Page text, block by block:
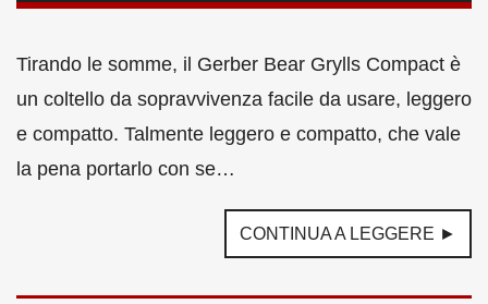
Tirando le somme, il Gerber Bear Grylls Compact è
un coltello da sopravvivenza facile da usare, leggero
e compatto. Talmente leggero e compatto, che vale
la pena portarlo con se…
CONTINUA A LEGGERE ►